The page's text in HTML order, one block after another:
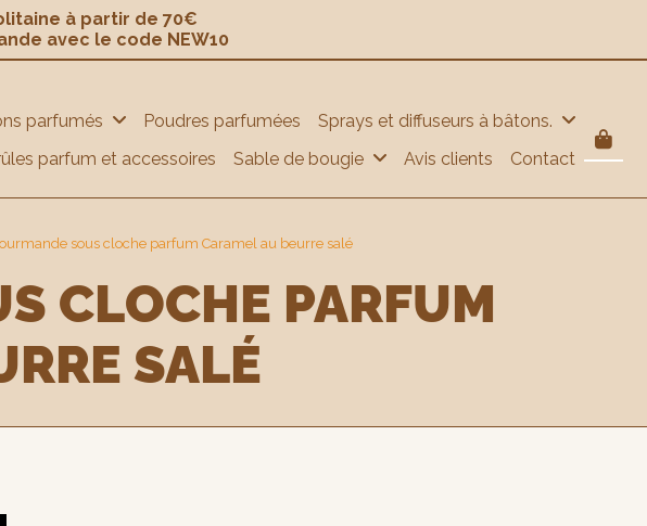
à partir de 70€
avec le code NEW10
parfumés Poudres parfumées
Sprays et diffuseurs à bâtons.
parfum et accessoires
Sable de bougie Avis clients Contact
sous cloche parfum Caramel au beurre salé
SALÉ